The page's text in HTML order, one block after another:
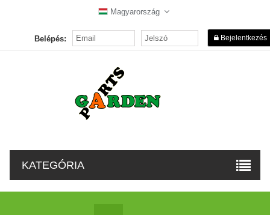
Magyarország
Belépés: Bejelentkezés
KATEGÓRIA